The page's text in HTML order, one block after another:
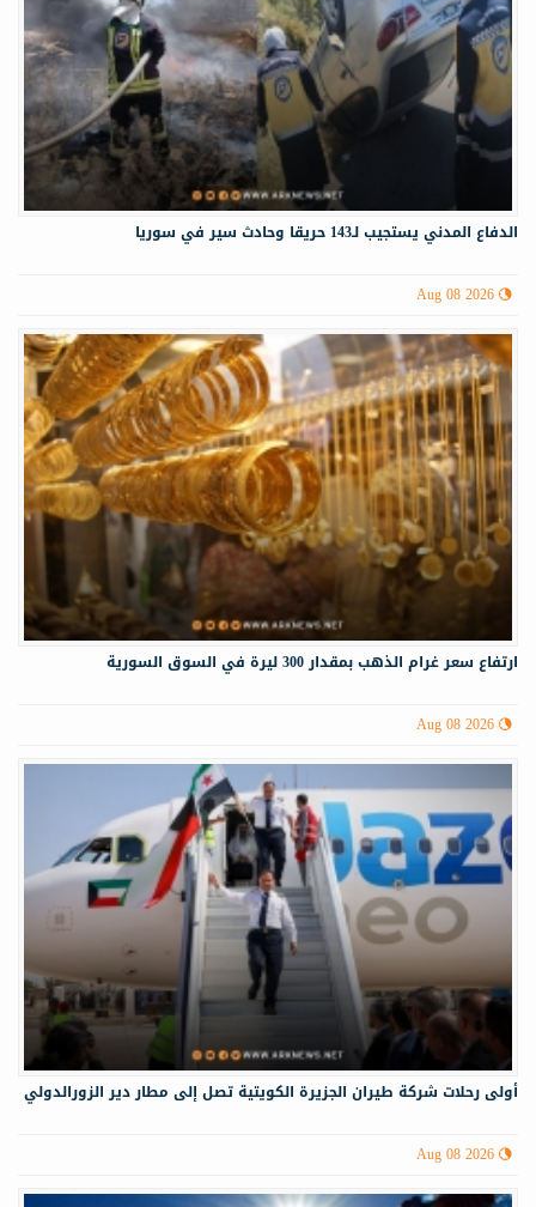
الدفاع المدني يستجيب لـ143 حريقا وحادث سير في سوريا
Aug 08 2026
ارتفاع سعر غرام الذهب بمقدار 300 ليرة في السوق السورية
Aug 08 2026
أولى رحلات شركة طيران الجزيرة الكويتية تصل إلى مطار دير الزورالدولي
Aug 08 2026